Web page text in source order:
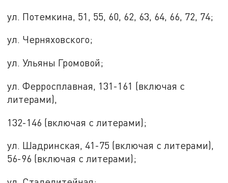
ул. Потемкина, 51, 55, 60, 62, 63, 64, 66, 72, 74;
ул. Черняховского;
ул. Ульяны Громовой;
ул. Ферросплавная, 131-161 (включая с
литерами),
132-146 (включая с литерами);
ул. Шадринская, 41-75 (включая с литерами),
56-96 (включая с литерами);